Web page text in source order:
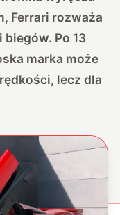
Ferrari rozważa
Po 13
marka może
lecz dla